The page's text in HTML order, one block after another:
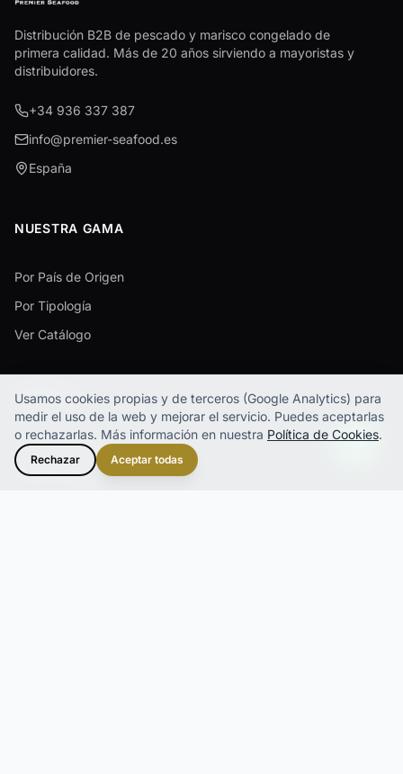
Distribución B2B de pescado y marisco congelado de
primera calidad. Más de 20 años sirviendo a mayoristas y
distribuidores.
+34 936 337 387
info@premier-seafood.es
España
NUESTRA GAMA
Por País de Origen
Por Tipología
Ver Catálogo
EMPRESA
Sobre Nosotros
Cómo Trabajamos
Usamos cookies propias y de terceros (Google Analytics) para
medir el uso de la web y mejorar el servicio. Puedes aceptarlas
o rechazarlas. Más información en nuestra Política de Cookies.
Rechazar Aceptar todas